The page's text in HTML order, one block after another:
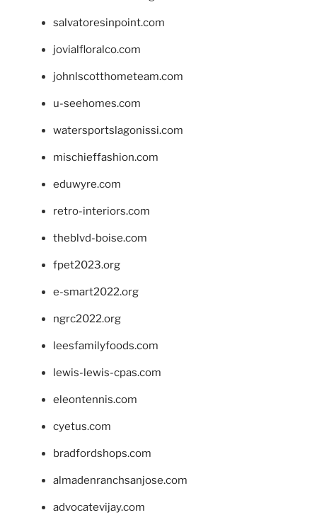
salvatoresinpoint.com
jovialfloralco.com
johnlscotthometeam.com
u-seehomes.com
watersportslagonissi.com
mischieffashion.com
eduwyre.com
retro-interiors.com
theblvd-boise.com
fpet2023.org
e-smart2022.org
ngrc2022.org
leesfamilyfoods.com
lewis-lewis-cpas.com
eleontennis.com
cyetus.com
bradfordshops.com
almadenranchsanjose.com
advocatevijay.com